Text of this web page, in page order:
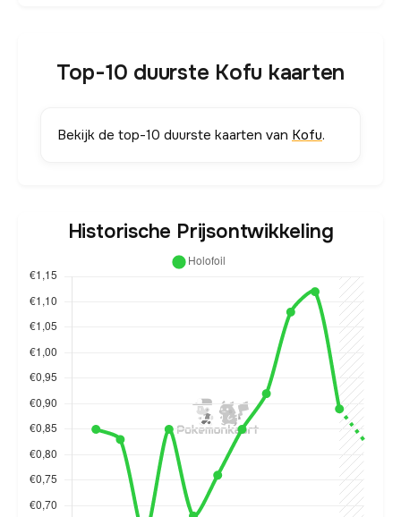
Top-10 duurste Kofu kaarten
Bekijk de top-10 duurste kaarten van Kofu.
Historische Prijsontwikkeling